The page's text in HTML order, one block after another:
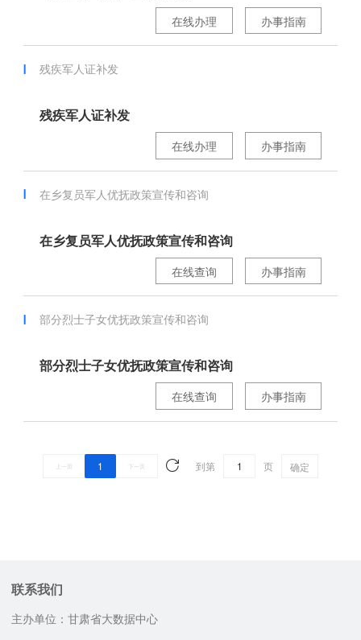
办事指南
在线办理
残疾军人证补发
残疾军人证补发
办事指南
在线办理
在乡复员军人优抚政策宣传和咨询
在乡复员军人优抚政策宣传和咨询
办事指南
在线查询
部分烈士子女优抚政策宣传和咨询
部分烈士子女优抚政策宣传和咨询
办事指南
在线查询
上一页 1 下一页 到第 页 确定
联系我们
主办单位：甘肃省大数据中心